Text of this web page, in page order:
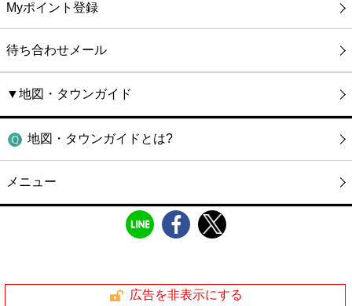
Myポイント登録
待ち合わせメール
▼地図・タウンガイド
地図・タウンガイドとは?
メニュー
広告を非表示にする